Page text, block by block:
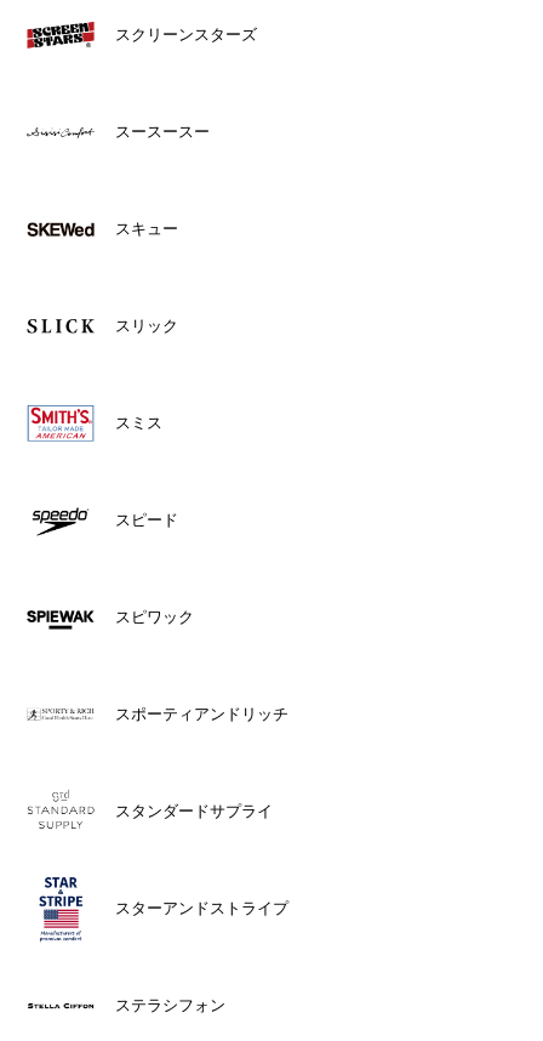
スクリーンスターズ
スースースー
スキュー
スリック
スミス
スピード
スピワック
スポーティアンドリッチ
スタンダードサプライ
スターアンドストライプ
ステラシフォン